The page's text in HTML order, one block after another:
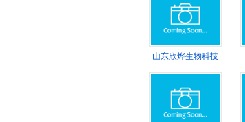
山东欣烨生物科技